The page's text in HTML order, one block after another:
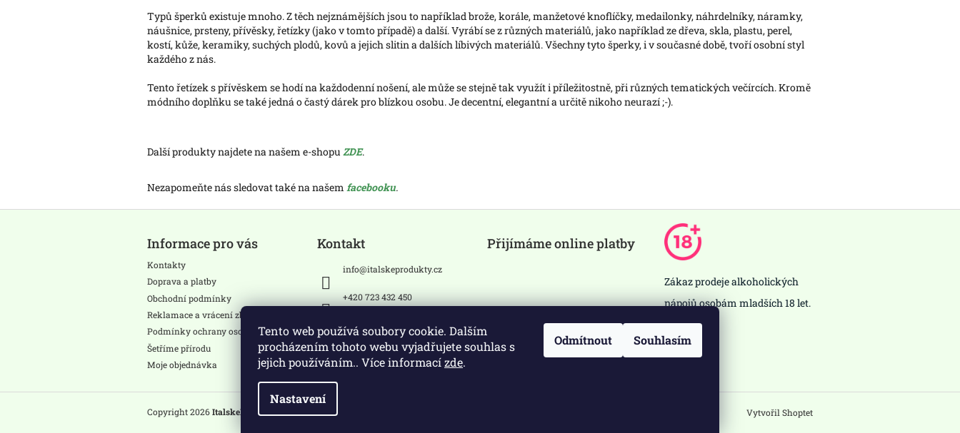
Tento web používá soubory cookie. Dalším
procházením tohoto webu vyjadřujete souhlas s
jejich používáním.. Více informacízde.
Nastavení
Odmítnout Souhlasím
Typů šperků existuje mnoho. Z těch nejznámějších jsou to například brože, korále, manžetové knoflíčky, medailonky, náhrdelníky, náramky,
náušnice, prsteny, přívěsky, řetízky (jako v tomto případě) a další. Vyrábí se z různých materiálů, jako například ze dřeva, skla, plastu, perel,
kostí, kůže, keramiky, suchých plodů, kovů a jejich slitin a dalších líbivých materiálů. Všechny tyto šperky, i v současné době, tvoří osobní styl
každého z nás.
Tento řetízek s přívěskem se hodí na každodenní nošení, ale může se stejně tak využít i příležitostně, při různých tematických večírcích. Kromě
módního doplňku se také jedná o častý dárek pro blízkou osobu. Je decentní, elegantní a určitě nikoho neurazí ;-).
Další produkty najdete na našem e-shopu ZDE.
Nezapomeňte nás sledovat také na našem facebooku.
Informace pro vás
Kontakty
Doprava a platby
Obchodní podmínky
Reklamace a vrácení zboží
Podmínky ochrany osobních údajů
Šetříme přírodu
Moje objednávka
Kontakt
info@italskeprodukty.cz
+420 723 432 450
Sledujte nás na Facebooku
Přijímáme online platby
Zákaz prodeje alkoholických
nápojů osobám mladších 18 let.
Vytvořil Shoptet
Copyright 2026ItalskeProdukty.cz . Všechna práva vyhrazena.